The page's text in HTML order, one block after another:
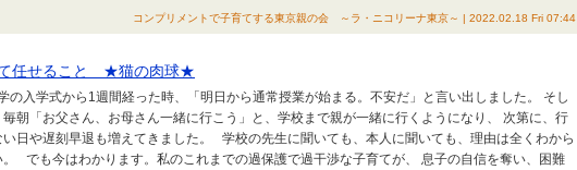
コンプリメントで子育てする東京親の会 ～ラ・ニコリーナ東京～ | 2022.02.18 Fri 07:44
任せること ★猫の肉球★
の入学式から1週間経った時、「明日から通常授業が始まる。不安だ」と言い出しました。 そし
毎朝「お父さん、お母さん一緒に行こう」と、学校まで親が一緒に行くようになり、 次第に、行
い日や遅刻早退も増えてきました。 学校の先生に聞いても、本人に聞いても、理由は全くわから
。 でも今はわかります。私のこれまでの過保護で過干渉な子育てが、 息子の自信を奪い、困難